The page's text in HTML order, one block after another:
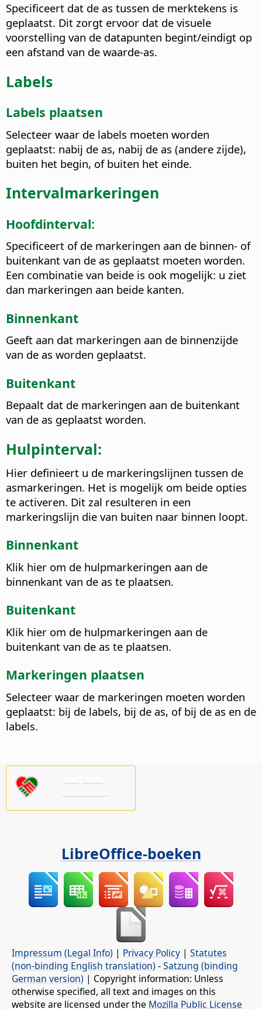
Specificeert dat de as tussen de merktekens is
geplaatst. Dit zorgt ervoor dat de visuele
voorstelling van de datapunten begint/eindigt op
een afstand van de waarde-as.
Labels
Labels plaatsen
Selecteer waar de labels moeten worden
geplaatst: nabij de as, nabij de as (andere zijde),
buiten het begin, of buiten het einde.
Intervalmarkeringen
Hoofdinterval:
Specificeert of de markeringen aan de binnen- of
buitenkant van de as geplaatst moeten worden.
Een combinatie van beide is ook mogelijk: u ziet
dan markeringen aan beide kanten.
Binnenkant
Geeft aan dat markeringen aan de binnenzijde
van de as worden geplaatst.
Buitenkant
Bepaalt dat de markeringen aan de buitenkant
van de as geplaatst worden.
Hulpinterval:
Hier definieert u de markeringslijnen tussen de
asmarkeringen. Het is mogelijk om beide opties
te activeren. Dit zal resulteren in een
markeringslijn die van buiten naar binnen loopt.
Binnenkant
Klik hier om de hulpmarkeringen aan de
binnenkant van de as te plaatsen.
Buitenkant
Klik hier om de hulpmarkeringen aan de
buitenkant van de as te plaatsen.
Markeringen plaatsen
Selecteer waar de markeringen moeten worden
geplaatst: bij de labels, bij de as, of bij de as en de
labels.
LibreOffice-boeken
Impressum (Legal Info) | Privacy Policy | Statutes
(non-binding English translation) -Satzung (binding
German version) | Copyright information: Unless
otherwise specified, all text and images on this
website are licensed under the Mozilla Public License